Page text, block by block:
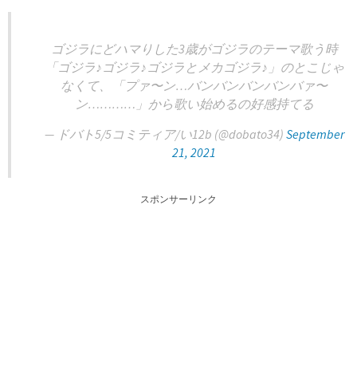
ゴジラにどハマりした3歳がゴジラのテーマ歌う時
「ゴジラ♪ゴジラ♪ゴジラとメカゴジラ♪」のとこじゃ
なくて、「プァ〜ン…バンバンバンバンバァ〜
ン…………」から歌い始めるの好感持てる
— ドバト5/5コミティア/い12b (@dobato34) September
21, 2021
スポンサーリンク